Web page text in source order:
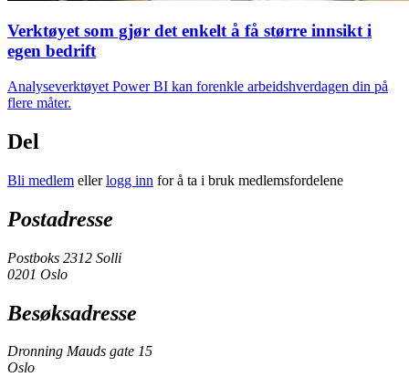
Verktøyet som gjør det enkelt å få større innsikt i
egen bedrift
Analyseverktøyet Power BI kan forenkle arbeidshverdagen din på
flere måter.
Del
Bli medlem ellerlogg inn for å ta i bruk medlemsfordelene
Postadresse
Postboks 2312 Solli
0201 Oslo
Besøksadresse
Dronning Mauds gate 15
Oslo